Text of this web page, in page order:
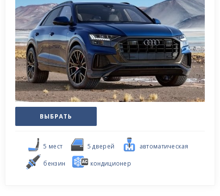
ВЫБРАТЬ
5 мест 5 дверей автоматическая
бензин кондиционер